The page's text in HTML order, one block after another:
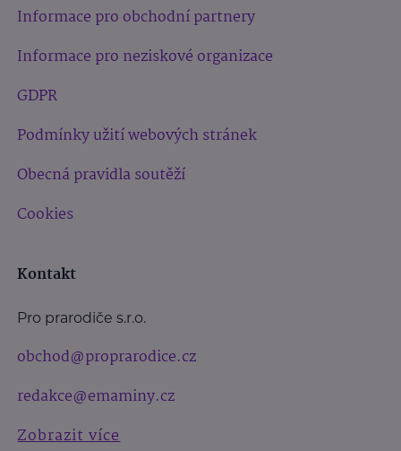
Informace pro obchodní partnery
Informace pro neziskové organizace
GDPR
Podmínky užití webových stránek
Obecná pravidla soutěží
Cookies
Kontakt
Pro prarodiče s.r.o.
obchod@proprarodice.cz
redakce@emaminy.cz
Zobrazit více